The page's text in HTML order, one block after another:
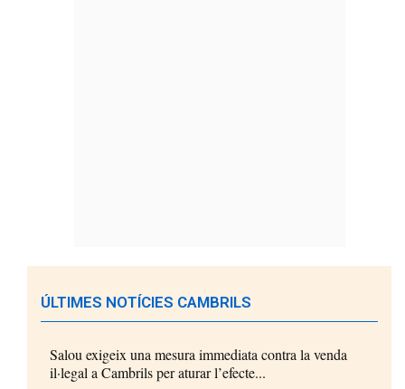
ÚLTIMES NOTÍCIES CAMBRILS
Salou exigeix una mesura immediata contra la venda
il·legal a Cambrils per aturar l’efecte...